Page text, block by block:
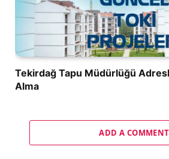
Tekirdağ Tapu Müdürlüğü
Alma
ADD A COMMENT